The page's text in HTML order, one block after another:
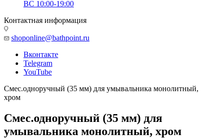
ВС 10:00-19:00
Контактная информация
shoponline@bathpoint.ru
Вконтакте
Telegram
YouTube
Смес.одноручный (35 мм) для умывальника монолитный,
хром
Смес.одноручный (35 мм) для
умывальника монолитный, хром